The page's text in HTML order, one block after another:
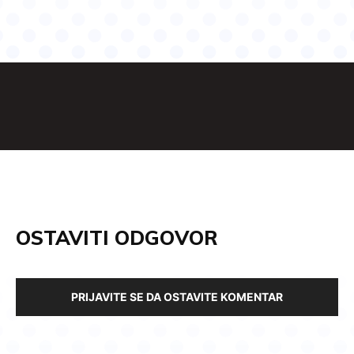
OSTAVITI ODGOVOR
PRIJAVITE SE DA OSTAVITE KOMENTAR